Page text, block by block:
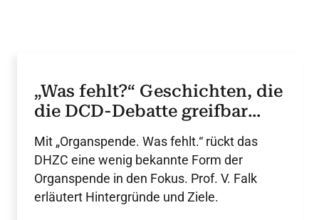
„Was fehlt?“ Geschichten, die
die DCD-Debatte greifbar
machen
Mit „Organspende. Was fehlt.“ rückt das
DHZC eine wenig bekannte Form der
Organspende in den Fokus. Prof. V. Falk
erläutert Hintergründe und Ziele.